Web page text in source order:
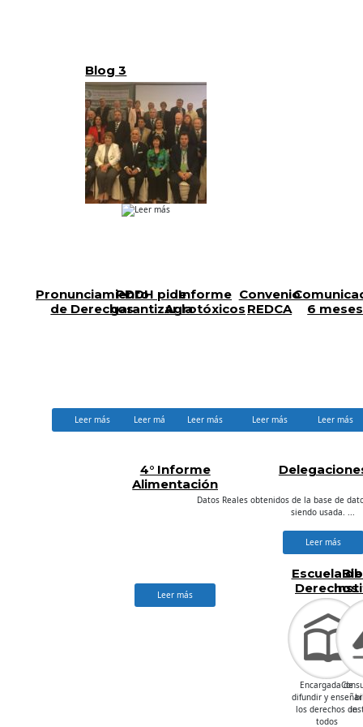
Derechos de las
Personas con
Discapacidad
Blog 3
Leer más
Pronunciamiento
de Derechos
Leer más
PDDH pide
garantizar la
Leer más
Informe
Agrotóxicos
Leer más
Convenio
REDCA
Leer más
6 meses
Leer más
4° Informe
Alimentación
Leer más
Datos Reales obtenidos de la base de
siendo usada. ...
Leer más
Escuela de
Derechos
Humanos
Encargada de
difundir y enseñar
los derechos de
todos